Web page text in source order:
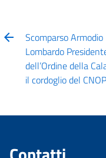
Scomparso Armodio
Lombardo
dell’Ordine della
il cordoglio del CNOP